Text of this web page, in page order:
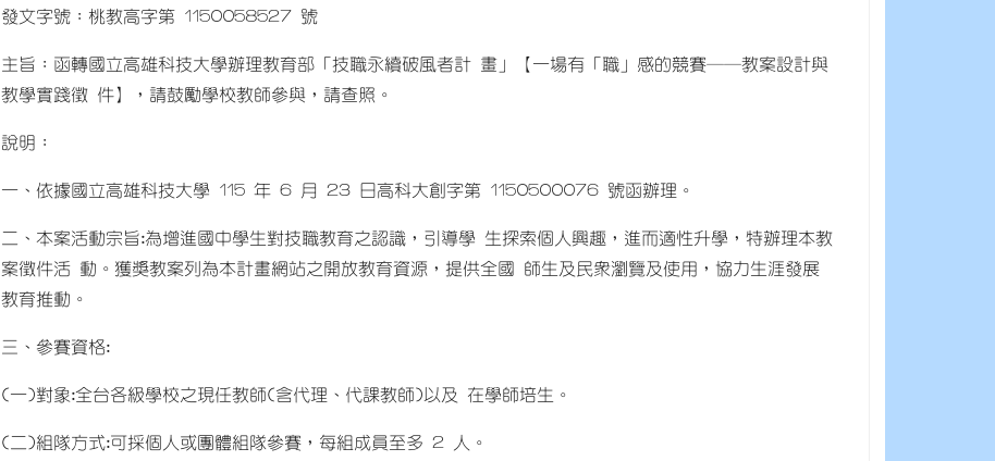
發文字號：桃教高字第 1150058527 號
主旨：函轉國立高雄科技大學辦理教育部「技職永續破風者計 畫」【一場有「職」感的競賽──教案設計與
教學實踐徵 件】，請鼓勵學校教師參與，請查照。
說明：
一、依據國立高雄科技大學 115 年 6 月 23 日高科大創字第 1150500076 號函辦理。
二、本案活動宗旨:為增進國中學生對技職教育之認識，引導學 生探索個人興趣，進而適性升學，特辦理本教
案徵件活 動。獲獎教案列為本計畫網站之開放教育資源，提供全國 師生及民眾瀏覽及使用，協力生涯發展
教育推動。
三、參賽資格:
(一)對象:全台各級學校之現任教師(含代理、代課教師)以及 在學師培生。
(二)組隊方式:可採個人或團體組隊參賽，每組成員至多 2 人。